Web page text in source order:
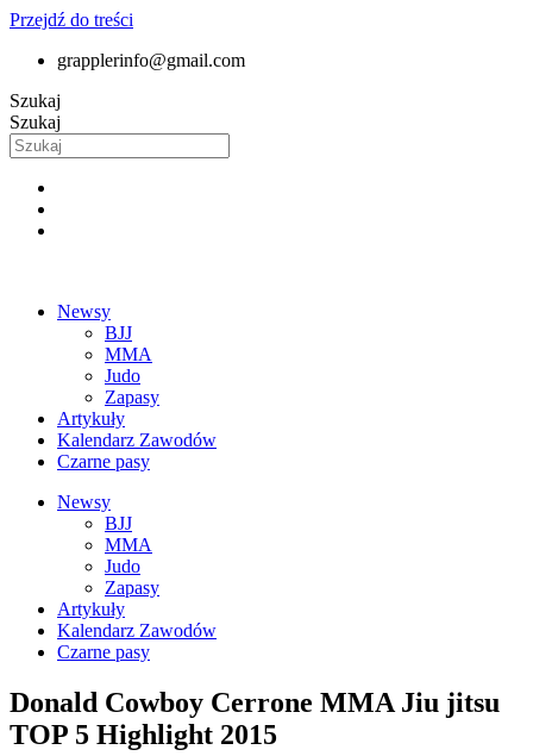
Przejdź do treści
grapplerinfo@gmail.com
Szukaj
Szukaj
Newsy
BJJ
MMA
Judo
Zapasy
Artykuły
Kalendarz Zawodów
Czarne pasy
Newsy
BJJ
MMA
Judo
Zapasy
Artykuły
Kalendarz Zawodów
Czarne pasy
Donald Cowboy Cerrone MMA Jiu jitsu
TOP 5 Highlight 2015